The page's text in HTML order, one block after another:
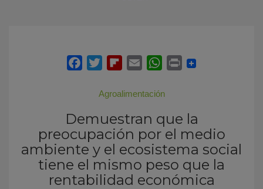
Agroalimentación
Demuestran que la
preocupación por el medio
ambiente y el ecosistema social
tiene el mismo peso que la
rentabilidad económica